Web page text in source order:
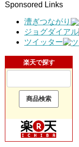
Sponsored Links
漕ぎつながり
ジョグダイアル
ツイッター
楽天で探す